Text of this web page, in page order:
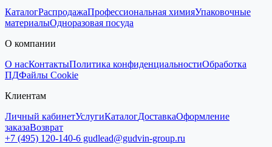
КаталогРаспродажаПрофессиональная химияУпаковочные
материалыОдноразовая посуда
О компании
О насКонтактыПолитика конфиденциальностиОбработка
ПДФайлы Cookie
Клиентам
Личный кабинетУслугиКаталогДоставкаОформление
заказаВозврат
+7 (495) 120-140-6 gudlead@gudvin-group.ru